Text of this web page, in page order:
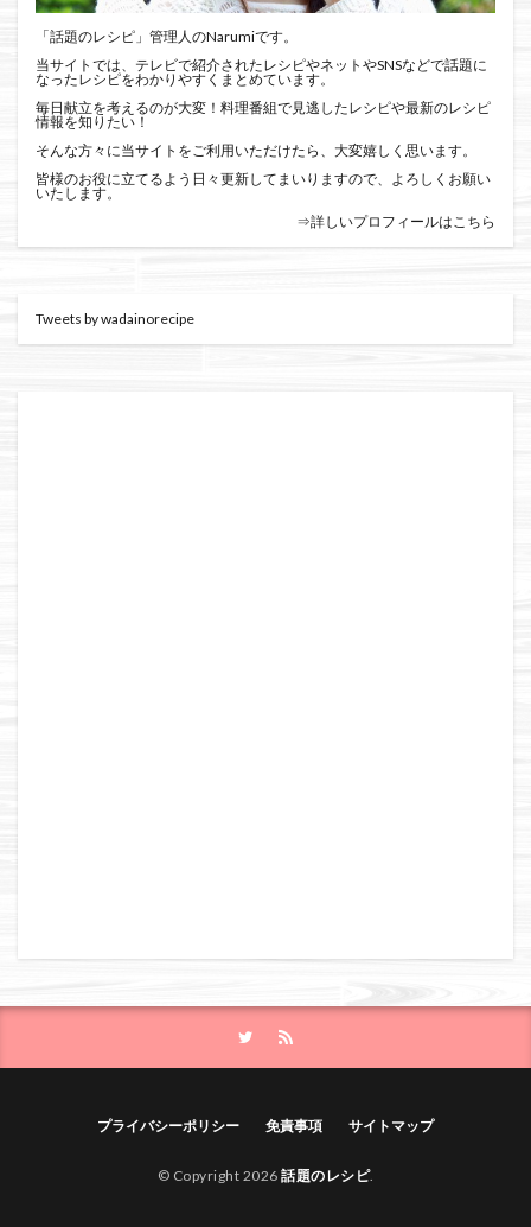
「話題のレシピ」管理人のNarumiです。
当サイトでは、テレビで紹介されたレシピやネットやSNSなどで話題に
なったレシピをわかりやすくまとめています。
毎日献立を考えるのが大変！料理番組で見逃したレシピや最新のレシピ
情報を知りたい！
そんな方々に当サイトをご利用いただけたら、大変嬉しく思います。
皆様のお役に立てるよう日々更新してまいりますので、よろしくお願い
いたします。
⇒詳しいプロフィールはこちら
Tweets by wadainorecipe
プライバシーポリシー 免責事項 サイトマップ
© Copyright 2026 話題のレシピ.